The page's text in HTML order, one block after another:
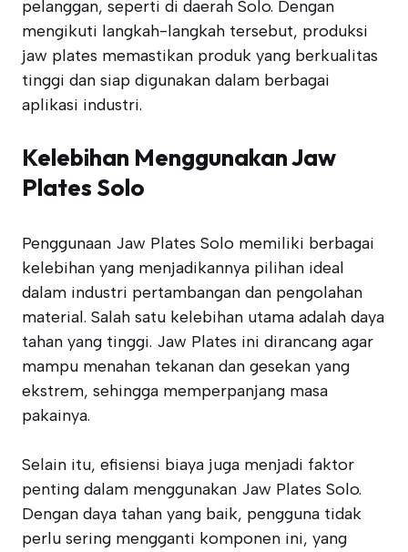
pelanggan, seperti di daerah Solo. Dengan
mengikuti langkah-langkah tersebut, produksi
jaw plates memastikan produk yang berkualitas
tinggi dan siap digunakan dalam berbagai
aplikasi industri.
Kelebihan Menggunakan Jaw
Plates Solo
Penggunaan Jaw Plates Solo memiliki berbagai
kelebihan yang menjadikannya pilihan ideal
dalam industri pertambangan dan pengolahan
material. Salah satu kelebihan utama adalah daya
tahan yang tinggi. Jaw Plates ini dirancang agar
mampu menahan tekanan dan gesekan yang
ekstrem, sehingga memperpanjang masa
pakainya.
Selain itu, efisiensi biaya juga menjadi faktor
penting dalam menggunakan Jaw Plates Solo.
Dengan daya tahan yang baik, pengguna tidak
perlu sering mengganti komponen ini, yang